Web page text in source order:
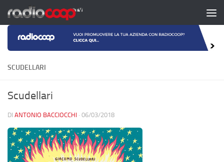
Salta al contenuto
SCUDELLARI
Scudellari
DI ANTONIO BACCIOCCHI · 06/03/2018